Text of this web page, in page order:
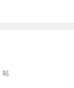
站